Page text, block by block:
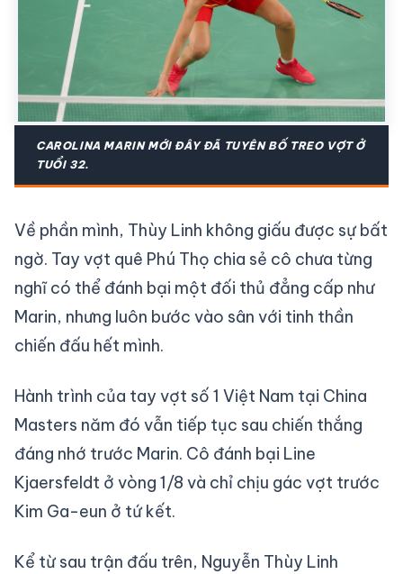
CAROLINA MARIN MỚI ĐÂY ĐÃ TUYÊN BỐ TREO VỢT Ở
TUỔI 32.
Về phần mình, Thùy Linh không giấu được sự bất
ngờ. Tay vợt quê Phú Thọ chia sẻ cô chưa từng
nghĩ có thể đánh bại một đối thủ đẳng cấp như
Marin, nhưng luôn bước vào sân với tinh thần
chiến đấu hết mình.
Hành trình của tay vợt số 1 Việt Nam tại China
Masters năm đó vẫn tiếp tục sau chiến thắng
đáng nhớ trước Marin. Cô đánh bại Line
Kjaersfeldt ở vòng 1/8 và chỉ chịu gác vợt trước
Kim Ga-eun ở tứ kết.
Kể từ sau trận đấu trên, Nguyễn Thùy Linh